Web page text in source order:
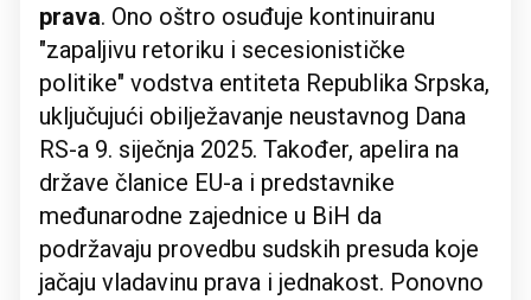
prava. Ono oštro osuđuje kontinuiranu
"zapaljivu retoriku i secesionističke
politike" vodstva entiteta Republika Srpska,
uključujući obilježavanje neustavnog Dana
RS-a 9. siječnja 2025. Također, apelira na
države članice EU-a i predstavnike
međunarodne zajednice u BiH da
podržavaju provedbu sudskih presuda koje
jačaju vladavinu prava i jednakost. Ponovno